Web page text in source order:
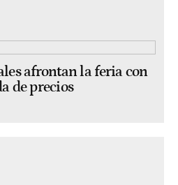
afrontan la feria con
de precios